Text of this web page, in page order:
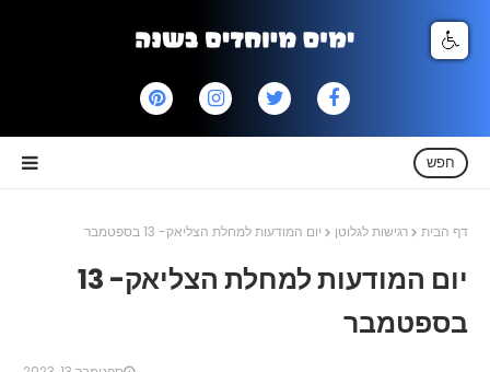
חפש
דף הבית רגישות לגלוטן יום המודעות למחלת הצליאק- 13 בספטמבר
יום המודעות למחלת הצליאק- 13
בספטמבר